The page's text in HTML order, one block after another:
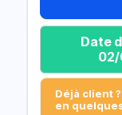
Date
Déjà client
en